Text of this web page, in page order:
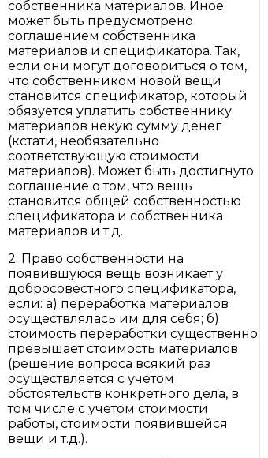
собственника материалов. Иное
может быть предусмотрено
соглашением собственника
материалов и спецификатора. Так,
если они могут договориться о том,
что собственником новой вещи
становится спецификатор, который
обязуется уплатить собственнику
материалов некую сумму денег
(кстати, необязательно
соответствующую стоимости
материалов). Может быть достигнуто
соглашение о том, что вещь
становится общей собственностью
спецификатора и собственника
материалов и т.д.
2. Право собственности на
появившуюся вещь возникает у
добросовестного спецификатора,
если: а) переработка материалов
осуществлялась им для себя; б)
стоимость переработки существенно
превышает стоимость материалов
(решение вопроса всякий раз
осуществляется с учетом
обстоятельств конкретного дела, в
том числе с учетом стоимости
работы, стоимости появившейся
вещи и т.д.).